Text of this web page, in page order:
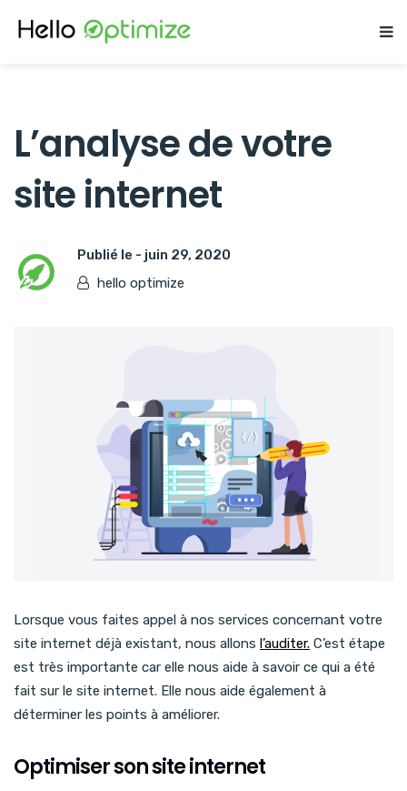
L’analyse de votre
site internet
Publié le - juin 29, 2020
hello optimize
Lorsque vous faites appel à nos services concernant votre
site internet déjà existant, nous allons l’auditer. C’est étape
est très importante car elle nous aide à savoir ce qui a été
fait sur le site internet. Elle nous aide également à
déterminer les points à améliorer.
Optimiser son site internet